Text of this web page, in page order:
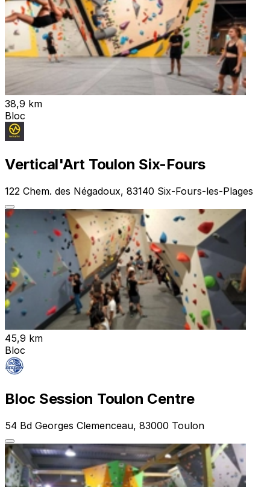
38,9 km
Bloc
Vertical'Art Toulon Six-Fours
122 Chem. des Négadoux, 83140 Six-Fours-les-Plages
45,9 km
Bloc
Bloc Session Toulon Centre
54 Bd Georges Clemenceau, 83000 Toulon